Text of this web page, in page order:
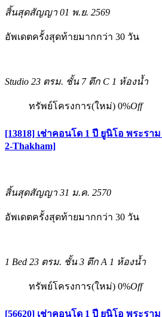
สิ้นสุดสัญญา 01 พ.ย. 2569
อัพเดตครั้งสุดท้ายมากกว่า 30 วัน
Studio 23 ตรม. ชั้น 7 ตึก C 1 ห้องน้ำ
ทรัพย์โครงการ(ใหม่) 0%Off
[13818] เช่าคอนโด 1 ปี ยูนิโอ พระรา
2-Thakham]
สิ้นสุดสัญญา 31 ม.ค. 2570
อัพเดตครั้งสุดท้ายมากกว่า 30 วัน
1 Bed 23 ตรม. ชั้น 3 ตึก A 1 ห้องน้ำ
ทรัพย์โครงการ(ใหม่) 0%Off
[56620] เช่าคอนโด 1 ปี ยูนิโอ พระรา